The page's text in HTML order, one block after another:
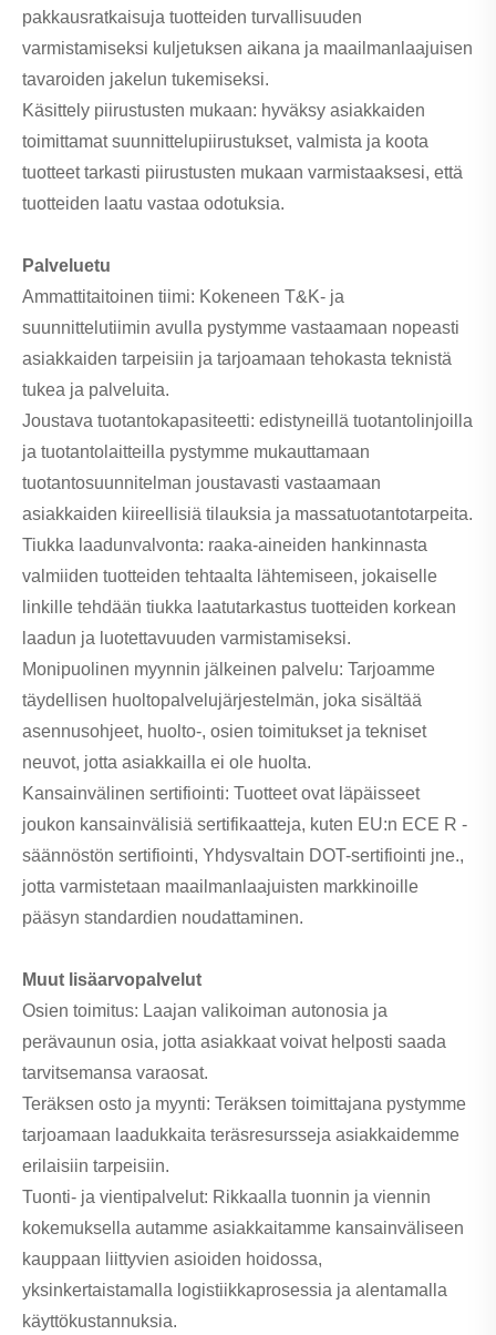
pakkausratkaisuja tuotteiden turvallisuuden
varmistamiseksi kuljetuksen aikana ja maailmanlaajuisen
tavaroiden jakelun tukemiseksi.
Käsittely piirustusten mukaan: hyväksy asiakkaiden
toimittamat suunnittelupiirustukset, valmista ja koota
tuotteet tarkasti piirustusten mukaan varmistaaksesi, että
tuotteiden laatu vastaa odotuksia.
Palveluetu
Ammattitaitoinen tiimi: Kokeneen T&K- ja
suunnittelutiimin avulla pystymme vastaamaan nopeasti
asiakkaiden tarpeisiin ja tarjoamaan tehokasta teknistä
tukea ja palveluita.
Joustava tuotantokapasiteetti: edistyneillä tuotantolinjoilla
ja tuotantolaitteilla pystymme mukauttamaan
tuotantosuunnitelman joustavasti vastaamaan
asiakkaiden kiireellisiä tilauksia ja massatuotantotarpeita.
Tiukka laadunvalvonta: raaka-aineiden hankinnasta
valmiiden tuotteiden tehtaalta lähtemiseen, jokaiselle
linkille tehdään tiukka laatutarkastus tuotteiden korkean
laadun ja luotettavuuden varmistamiseksi.
Monipuolinen myynnin jälkeinen palvelu: Tarjoamme
täydellisen huoltopalvelujärjestelmän, joka sisältää
asennusohjeet, huolto-, osien toimitukset ja tekniset
neuvot, jotta asiakkailla ei ole huolta.
Kansainvälinen sertifiointi: Tuotteet ovat läpäisseet
joukon kansainvälisiä sertifikaatteja, kuten EU:n ECE R -
säännöstön sertifiointi, Yhdysvaltain DOT-sertifiointi jne.,
jotta varmistetaan maailmanlaajuisten markkinoille
pääsyn standardien noudattaminen.
Muut lisäarvopalvelut
Osien toimitus: Laajan valikoiman autonosia ja
perävaunun osia, jotta asiakkaat voivat helposti saada
tarvitsemansa varaosat.
Teräksen osto ja myynti: Teräksen toimittajana pystymme
tarjoamaan laadukkaita teräsresursseja asiakkaidemme
erilaisiin tarpeisiin.
Tuonti- ja vientipalvelut: Rikkaalla tuonnin ja viennin
kokemuksella autamme asiakkaitamme kansainväliseen
kauppaan liittyvien asioiden hoidossa,
yksinkertaistamalla logistiikkaprosessia ja alentamalla
käyttökustannuksia.